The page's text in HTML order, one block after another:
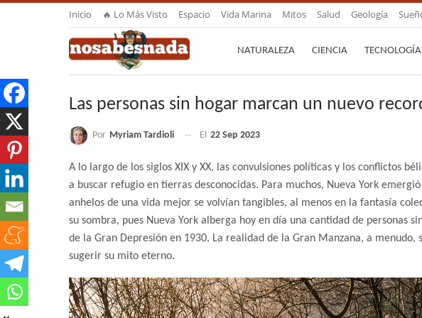
Inicio 🔥 Lo Más Visto Espacio Vida Marina Mitos Salud Geología
NATURALEZA CIENCIA TECNOLOGÍA
Las personas sin hogar marcan un nuevo
Por Myriam Tardioli El 22 Sep 2023
A lo largo de los siglos XIX y XX, las convulsiones políticas y los conflictos
a buscar refugio en tierras desconocidas. Para muchos, Nueva York
anhelos de una vida mejor se volvían tangibles, al menos en la fantasía
su sombra, pues Nueva York alberga hoy en día una cantidad de personas
de la Gran Depresión en 1930. La realidad de la Gran Manzana, a
sugerir su mito eterno.